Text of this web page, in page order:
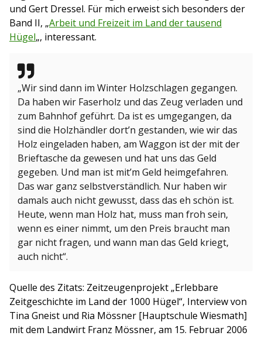
und Gert Dressel. Für mich erweist sich besonders der
Band II, „Arbeit und Freizeit im Land der tausend
Hügel„, interessant.
„Wir sind dann im Winter Holzschlagen gegangen.
Da haben wir Faserholz und das Zeug verladen und
zum Bahnhof geführt. Da ist es umgegangen, da
sind die Holzhändler dort’n gestanden, wie wir das
Holz eingeladen haben, am Waggon ist der mit der
Brieftasche da gewesen und hat uns das Geld
gegeben. Und man ist mit’m Geld heimgefahren.
Das war ganz selbstverständlich. Nur haben wir
damals auch nicht gewusst, dass das eh schön ist.
Heute, wenn man Holz hat, muss man froh sein,
wenn es einer nimmt, um den Preis braucht man
gar nicht fragen, und wann man das Geld kriegt,
auch nicht“.
Quelle des Zitats: Zeitzeugenprojekt „Erlebbare
Zeitgeschichte im Land der 1000 Hügel“, Interview von
Tina Gneist und Ria Mössner [Hauptschule Wiesmath]
mit dem Landwirt Franz Mössner, am 15. Februar 2006